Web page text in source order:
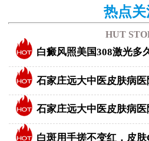
热点关
HUT
石家庄远大中医皮肤病医
石家庄远大中医皮肤病医